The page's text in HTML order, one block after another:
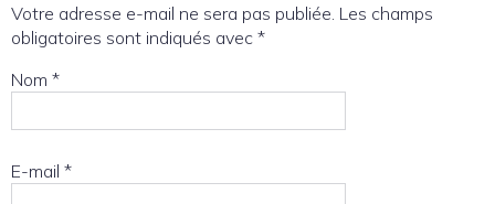
Votre adresse e-mail ne sera pas publiée. Les champs
obligatoires sont indiqués avec *
Nom *
E-mail *